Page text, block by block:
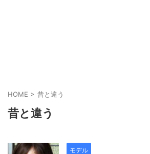
HOME > 昔と違う
昔と違う
モデル